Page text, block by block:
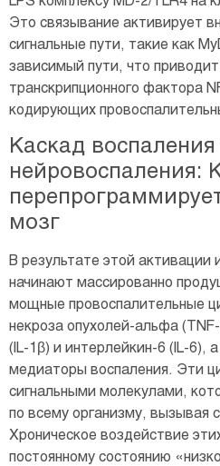
Это связывание активирует
сигнальные пути, такие как
зависимый пути, что
транскрипционного фактора
кодирующих
Каскад воспаления
нейровоспаления:
мозг
В результате этой активации
начинают массированно
мощные провоспалительные
некроза опухолей-альфа
(IL-1β) и интерлейкин-6 (IL-6),
медиаторы воспаления. Эти
сигнальными молекулами,
по всему организму, вызывая
Хроническое воздействие
постоянному состоянию